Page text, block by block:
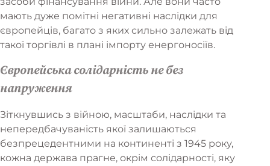
мають дуже помітні негативні наслідки для
європейців, багато з яких сильно залежать від
такої торгівлі в плані імпорту енергоносіїв.
Європейська солідарність не без
напруження
Зіткнувшись з війною, масштаби, наслідки та
непередбачуваність якої залишаються
безпрецедентними на континенті з 1945 року,
кожна держава прагне, окрім солідарності, яку